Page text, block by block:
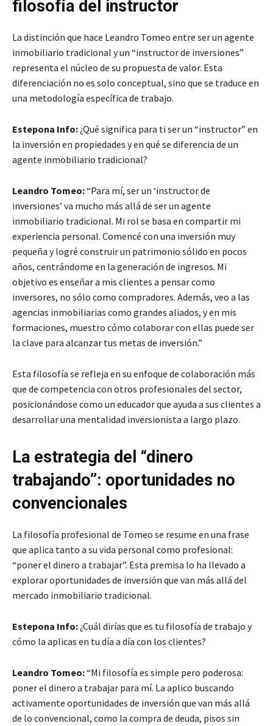
filosofía del instructor
La distinción que hace Leandro Tomeo entre ser un agente
inmobiliario tradicional y un “instructor de inversiones”
representa el núcleo de su propuesta de valor. Esta
diferenciación no es solo conceptual, sino que se traduce en
una metodología específica de trabajo.
Estepona Info: ¿Qué significa para ti ser un “instructor” en
la inversión en propiedades y en qué se diferencia de un
agente inmobiliario tradicional?
Leandro Tomeo:“Para mí, ser un ‘instructor de
inversiones’ va mucho más allá de ser un agente
inmobiliario tradicional. Mi rol se basa en compartir mi
experiencia personal. Comencé con una inversión muy
pequeña y logré construir un patrimonio sólido en pocos
años, centrándome en la generación de ingresos. Mi
objetivo es enseñar a mis clientes a pensar como
inversores, no sólo como compradores. Además, veo a las
agencias inmobiliarias como grandes aliados, y en mis
formaciones, muestro cómo colaborar con ellas puede ser
la clave para alcanzar tus metas de inversión.”
Esta filosofía se refleja en su enfoque de colaboración más
que de competencia con otros profesionales del sector,
posicionándose como un educador que ayuda a sus clientes a
desarrollar una mentalidad inversionista a largo plazo.
La estrategia del “dinero
trabajando”: oportunidades no
convencionales
La filosofía profesional de Tomeo se resume en una frase
que aplica tanto a su vida personal como profesional:
“poner el dinero a trabajar”. Esta premisa lo ha llevado a
explorar oportunidades de inversión que van más allá del
mercado inmobiliario tradicional.
Estepona Info: ¿Cuál dirías que es tu filosofía de trabajo y
cómo la aplicas en tu día a día con los clientes?
Leandro Tomeo:“Mi filosofía es simple pero poderosa:
poner el dinero a trabajar para mí. La aplico buscando
activamente oportunidades de inversión que van más allá
de lo convencional, como la compra de deuda, pisos sin